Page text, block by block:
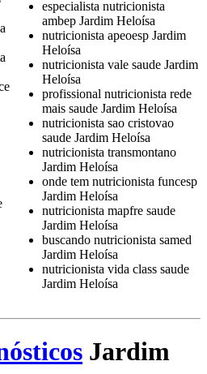
especialista nutricionista
ambep Jardim Heloísa
nutricionista apeoesp Jardim
Heloísa
nutricionista vale saude Jardim
Heloísa
profissional nutricionista rede
mais saude Jardim Heloísa
nutricionista sao cristovao
saude Jardim Heloísa
nutricionista transmontano
Jardim Heloísa
onde tem nutricionista funcesp
Jardim Heloísa
nutricionista mapfre saude
Jardim Heloísa
buscando nutricionista samed
Jardim Heloísa
nutricionista vida class saude
Jardim Heloísa
Jardim